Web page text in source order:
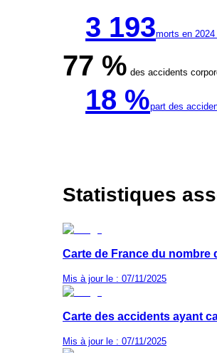
Usages et comportements
3 193morts en
77 % des accidents
18 %part des
Statistiques
Carte de France du nombre
Mis à jour le : 07/11/2025
Carte des accidents ayant
Mis à jour le : 07/11/2025